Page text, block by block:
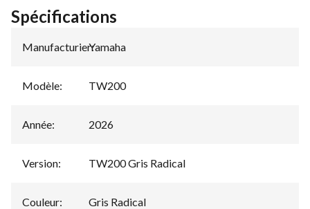
Spécifications
Manufacturier:
Yamaha
Modèle: TW200
Année: 2026
Version: TW200 Gris Radical
Couleur: Gris Radical